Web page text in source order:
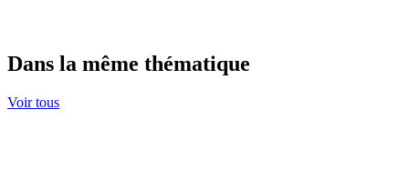
Dans la même thématique
Voir tous